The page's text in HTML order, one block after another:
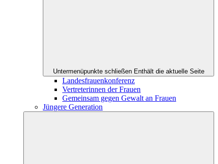
Untermenüpunkte schließen Enthält die aktuelle Seite
Landesfrauenkonferenz
Vertreterinnen der Frauen
Gemeinsam gegen Gewalt an Frauen
Jüngere Generation